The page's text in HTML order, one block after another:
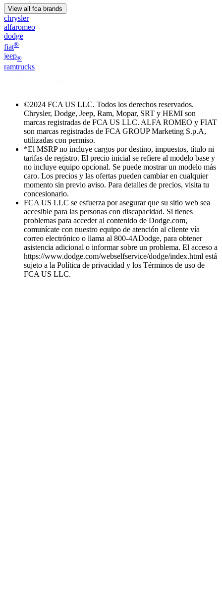
View all fca brands
chrysler
alfaromeo
dodge
fiat®
jeep®
ramtrucks
©2024 FCA US LLC. Todos los derechos reservados.
Chrysler, Dodge, Jeep, Ram, Mopar, SRT y HEMI son
marcas registradas de FCA US LLC. ALFA ROMEO y FIAT
son marcas registradas de FCA GROUP Marketing S.p.A,
utilizadas con permiso.
*El MSRP no incluye cargos por destino, impuestos, título ni
tarifas de registro. El precio inicial se refiere al modelo base y
no incluye equipo opcional. Se puede mostrar un modelo más
caro. Los precios y las ofertas pueden cambiar en cualquier
momento sin previo aviso. Para detalles de precios, visita tu
concesionario.
FCA US LLC se esfuerza por asegurar que su sitio web sea
accesible para las personas con discapacidad. Si tienes
problemas para acceder al contenido de Dodge.com,
comunícate con nuestro equipo de atención al cliente vía
correo electrónico o llama al 800-4ADodge, para obtener
asistencia adicional o informar sobre un problema. El acceso a
https://www.dodge.com/webselfservice/dodge/index.html está
sujeto a la Política de privacidad y los Términos de uso de
FCA US LLC.